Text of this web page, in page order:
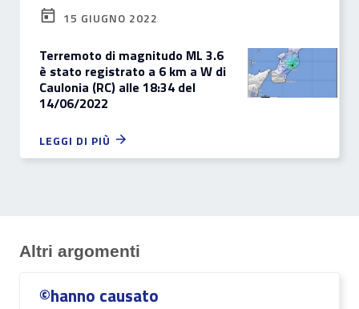
15 GIUGNO 2022
Terremoto di magnitudo ML 3.6
è stato registrato a 6 km a W di
Caulonia (RC) alle 18:34 del
14/06/2022
LEGGI DI PIÙ
Altri argomenti
©hanno causato